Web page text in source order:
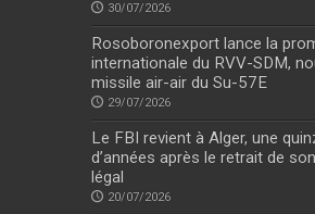
30/07/2026
Rosoboronexport lance la
internationale du RVV-SDM,
missile air-air du Su-57E
29/07/2026
Le FBI revient à Alger, une
d’années après le retrait de
légal
20/07/2026